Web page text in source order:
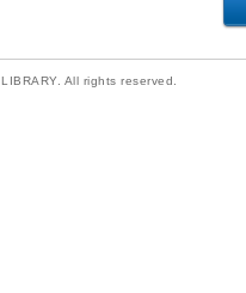
All rights reserved.